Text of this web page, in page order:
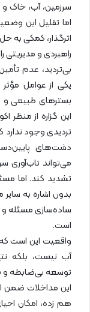
سرزمین، آب، خاک
اما تقلیل این
اثرگذار، کمکی به
راهبردی و مدیریتی
بی‌تردید، عدم
یکی از عوامل
بسترهای طبیعی
این گزاره از منظر
تردیدی وجود
دشت‌های
می‌تواند تاب‌آوری
تشدید کند. اما
بدون اشاره به
ساده‌سازی مسئله و
است.
واقعیت این است
آب نیست، بلکه
توسعه بی‌ضابطه و
این مداخلات ضمن
هم زده، امکان